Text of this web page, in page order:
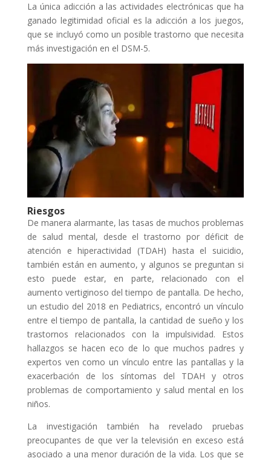
La única adicción a las actividades electrónicas que ha
ganado legitimidad oficial es la adicción a los juegos,
que se incluyó como un posible trastorno que necesita
más investigación en el DSM-5.
Riesgos
De manera alarmante, las tasas de muchos problemas
de salud mental, desde el trastorno por déficit de
atención e hiperactividad (TDAH) hasta el suicidio,
también están en aumento, y algunos se preguntan si
esto puede estar, en parte, relacionado con el
aumento vertiginoso del tiempo de pantalla. De hecho,
un estudio del 2018 en Pediatrics, encontró un vínculo
entre el tiempo de pantalla, la cantidad de sueño y los
trastornos relacionados con la impulsividad. Estos
hallazgos se hacen eco de lo que muchos padres y
expertos ven como un vínculo entre las pantallas y la
exacerbación de los síntomas del TDAH y otros
problemas de comportamiento y salud mental en los
niños.
La investigación también ha revelado pruebas
preocupantes de que ver la televisión en exceso está
asociado a una menor duración de la vida. Los que se